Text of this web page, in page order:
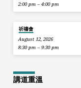
2:00 pm – 4:00 pm
祈禱會
August 12, 2026
8:30 pm – 9:30 pm
講道重溫